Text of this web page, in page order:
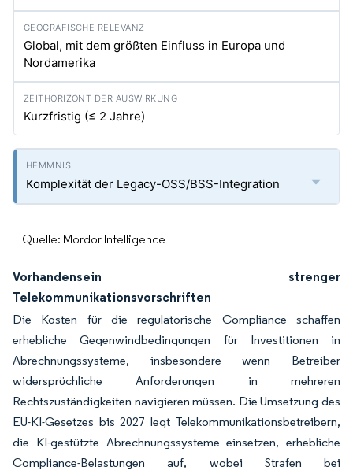
Global, mit dem größten Einfluss in Europa und
Nordamerika
Kurzfristig (≤ 2 Jahre)
Komplexität der Legacy-OSS/BSS-Integration
Quelle: Mordor Intelligence
Vorhandensein strenger
Telekommunikationsvorschriften
Die Kosten für die regulatorische Compliance schaffen
erhebliche Gegenwindbedingungen für Investitionen in
Abrechnungssysteme, insbesondere wenn Betreiber
widersprüchliche Anforderungen in mehreren
Rechtszuständigkeiten navigieren müssen. Die Umsetzung des
EU-KI-Gesetzes bis 2027 legt Telekommunikationsbetreibern,
die KI-gestützte Abrechnungssysteme einsetzen, erhebliche
Compliance-Belastungen auf, wobei Strafen bei